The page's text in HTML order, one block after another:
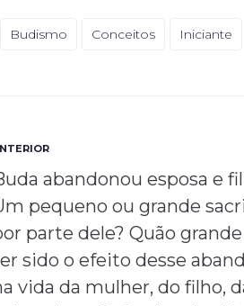
Budismo Conceitos Iniciante
abandonou esposa e
pequeno ou grande
parte dele? Quão
sido o efeito desse
vida da mulher, do filho,